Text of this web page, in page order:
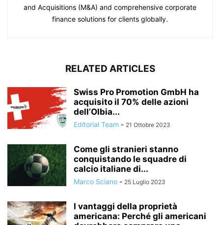
and Acquisitions (M&A) and comprehensive corporate
finance solutions for clients globally.
RELATED ARTICLES
Swiss Pro Promotion GmbH ha
acquisito il 70% delle azioni
dell’Olbia...
Editorial Team - 21 Ottobre 2023
Come gli stranieri stanno
conquistando le squadre di
calcio italiane di...
Marco Sciano - 25 Luglio 2023
I vantaggi della proprietà
americana: Perché gli americani